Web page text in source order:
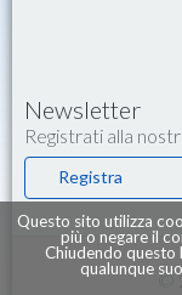
Questo sito utilizza
più o negare il
Chiudendo questo
qualunque
Newsletter
Registrati alla
Registra
©